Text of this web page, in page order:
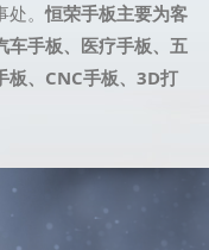
处。恒荣手板主要为客
车手板、医疗手板、五
板、CNC手板、3D打